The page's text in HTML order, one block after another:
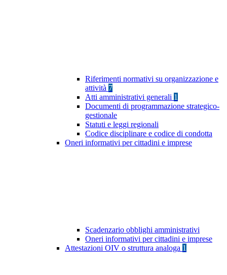
Riferimenti normativi su organizzazione e
attività 7
Atti amministrativi generali 1
Documenti di programmazione strategico-
gestionale
Statuti e leggi regionali
Codice disciplinare e codice di condotta
Oneri informativi per cittadini e imprese
Scadenzario obblighi amministrativi
Oneri informativi per cittadini e imprese
Attestazioni OIV o struttura analoga 1